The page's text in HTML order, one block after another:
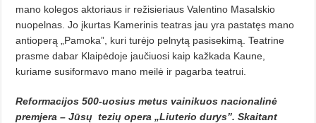
mano kolegos aktoriaus ir režisieriaus Valentino Masalskio
nuopelnas. Jo įkurtas Kamerinis teatras jau yra pastatęs mano
antioperą „Pamoka”, kuri turėjo pelnytą pasisekimą. Teatrine
prasme dabar Klaipėdoje jaučiuosi kaip kažkada Kaune,
kuriame susiformavo mano meilė ir pagarba teatrui.
Reformacijos 500-uosius metus vainikuos nacionalinė
premjera – Jūsų tezių opera „Liuterio durys”. Skaitant